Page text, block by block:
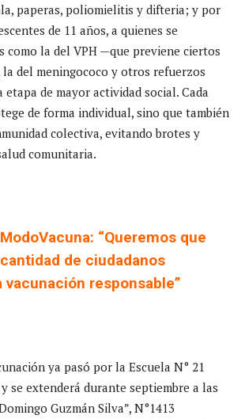
paperas, poliomielitis y difteria; y por
de 11 años, a quienes se
como la del VPH —que previene ciertos
del meningococo y otros refuerzos
etapa de mayor actividad social. Cada
de forma individual, sino que también
colectiva, evitando brotes y
comunitaria.
“Queremos que
de ciudadanos
vacunación responsable”
ya pasó por la Escuela N° 21
y se extenderá durante septiembre a las
Guzmán Silva”, N°1413